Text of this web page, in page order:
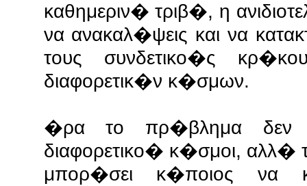
καθημεριν� τριβ�, η
να ανακαλ�ψεις και να
τους συνδετικο�ς
διαφορετικ�ν κ�σμων.
�ρα το πρ�βλημα δεν
διαφορετικο� κ�σμοι,
μπορ�σει κ�ποιος να